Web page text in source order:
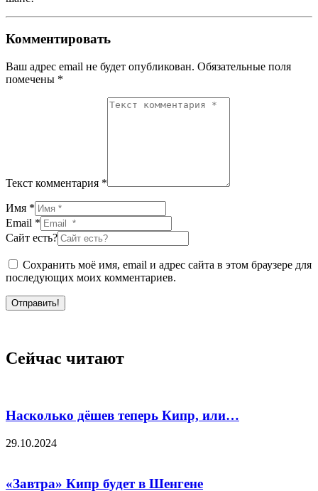
Комментировать
Ваш адрес email не будет опубликован. Обязательные поля
помечены *
Текст комментария *
Имя *
Email *
Сайт есть?
Сохранить моё имя, email и адрес сайта в этом браузере для
последующих моих комментариев.
Отправить!
Сейчас читают
Насколько дёшев теперь Кипр, или…
29.10.2024
«Завтра» Кипр будет в Шенгене